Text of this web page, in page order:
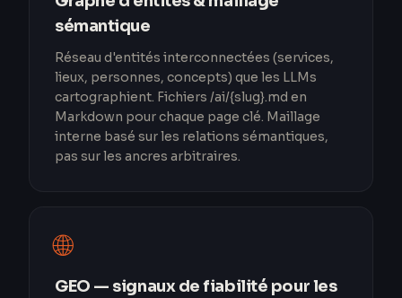
sémantique
Réseau d'entités interconnectées (services,
lieux, personnes, concepts) que les LLMs
cartographient. Fichiers /ai/{slug}.md en
Markdown pour chaque page clé. Maillage
interne basé sur les relations sémantiques,
pas sur les ancres arbitraires.
🌐
GEO — signaux de fiabilité pour les